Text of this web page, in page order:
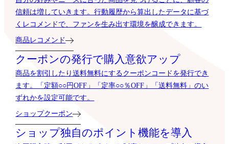
信頼は増していきます。行動履歴から算出したデータに基づ
くレコメンドで、ファンを生み出す環境を醸成できます。
商品レコメンド
クーポンの発行で購入意欲アップ
商品を割引したり送料無料にするクーポンコードを発行でき
ます。「定額○○円OFF」「定率○○％OFF」「送料無料」のい
ずれかを設定可能です。
ショップクーポン
ショップ独自のポイント機能を導入